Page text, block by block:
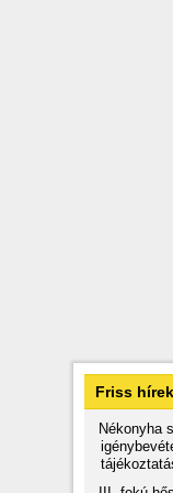
Friss hírek
Nékonyha